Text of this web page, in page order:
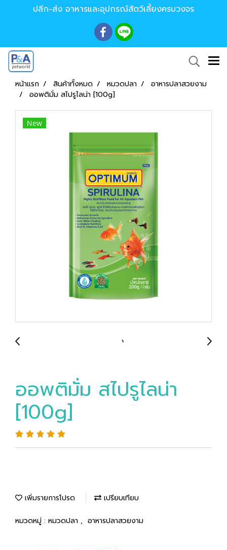
ปลีก-ส่ง อาหารและอุปกรณ์สัตว์เลี้ยงครบวงจร
หน้าแรก สินค้าทั้งหมด หมวดปลา
อาหารปลาสวยงาม
ออพติมั่ม สไปรูไลน่า [100g]
New
ออพติมั่ม สไปรูไลน่า
[100g]
เพิ่มรายการโปรด เปรียบเทียบ
หมวดหมู่ : หมวดปลา , อาหารปลาสวยงาม